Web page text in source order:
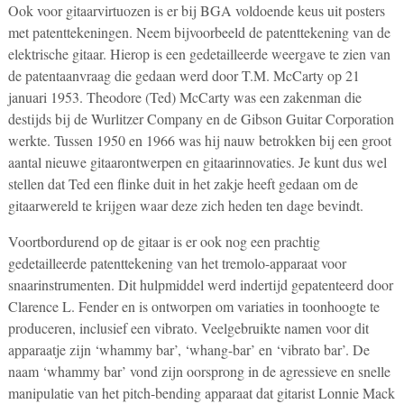
Ook voor gitaarvirtuozen is er bij BGA voldoende keus uit posters
met patenttekeningen. Neem bijvoorbeeld de patenttekening van de
elektrische gitaar. Hierop is een gedetailleerde weergave te zien van
de patentaanvraag die gedaan werd door T.M. McCarty op 21
januari 1953. Theodore (Ted) McCarty was een zakenman die
destijds bij de Wurlitzer Company en de Gibson Guitar Corporation
werkte. Tussen 1950 en 1966 was hij nauw betrokken bij een groot
aantal nieuwe gitaarontwerpen en gitaarinnovaties. Je kunt dus wel
stellen dat Ted een flinke duit in het zakje heeft gedaan om de
gitaarwereld te krijgen waar deze zich heden ten dage bevindt.
Voortbordurend op de gitaar is er ook nog een prachtig
gedetailleerde patenttekening van het tremolo-apparaat voor
snaarinstrumenten. Dit hulpmiddel werd indertijd gepatenteerd door
Clarence L. Fender en is ontworpen om variaties in toonhoogte te
produceren, inclusief een vibrato. Veelgebruikte namen voor dit
apparaatje zijn ‘whammy bar’, ‘whang-bar’ en ‘vibrato bar’. De
naam ‘whammy bar’ vond zijn oorsprong in de agressieve en snelle
manipulatie van het pitch-bending apparaat dat gitarist Lonnie Mack